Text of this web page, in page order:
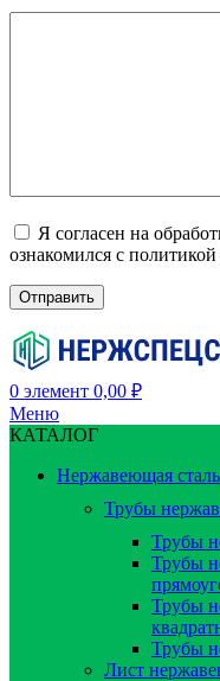
Я согласен на
ознакомился с
0 элемент 0,00 ₽
Меню
КАТАЛОГ
Нержавеющая сталь
Трубы
Трубы
Трубы
Трубы
Трубы
Лист